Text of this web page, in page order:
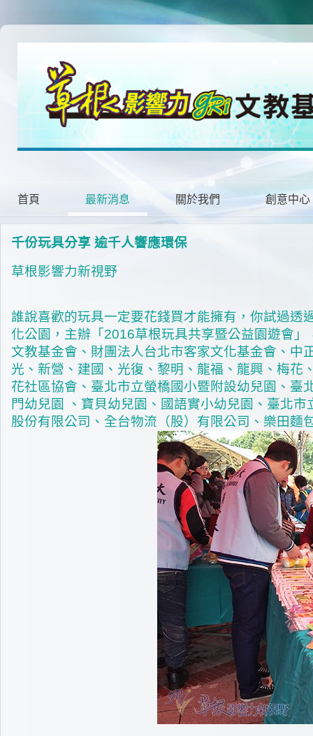
首頁 最新消息 關於我們 創意中心
千份玩具分享 逾千人響應環保
草根影響力新視野
誰說喜歡的玩具一定要花錢買才能擁有，你試過透
化公園，主辦「2016草根玩具共享暨公益園遊會
文教基金會、財團法人台北市客家文化基金會、
光、新營、建國、光復、黎明、龍福、龍興、梅
花社區協會、臺北市立螢橋國小暨附設幼兒園、臺
門幼兒園 、寶貝幼兒園、國語實小幼兒園、臺北
股份有限公司、全台物流（股）有限公司、樂田